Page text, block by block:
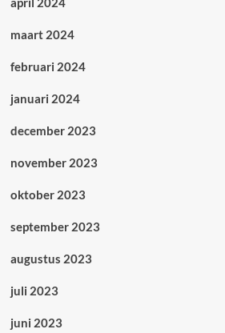
maart 2024
februari 2024
januari 2024
december 2023
november 2023
oktober 2023
september 2023
augustus 2023
juli 2023
juni 2023